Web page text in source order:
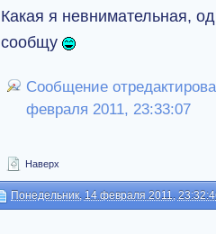
Какая я невнимательная,
сообщу
Сообщение
февраля 2011, 23:33:07
Наверх
Понедельник, 14 февраля 2011,